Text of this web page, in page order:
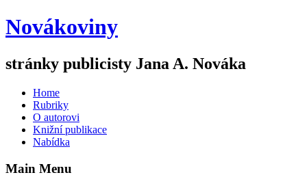
Novákoviny
stránky publicisty Jana A. Nováka
Home
Rubriky
O autorovi
Knižní publikace
Nabídka
Main Menu